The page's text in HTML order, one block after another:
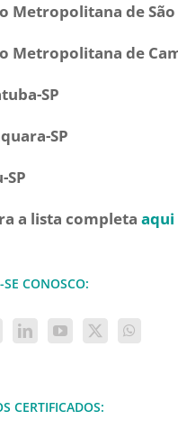
Metropolitana de
Metropolitana de
SP
SP
SP
a lista completa aqui
SE CONOSCO:
CERTIFICADOS: